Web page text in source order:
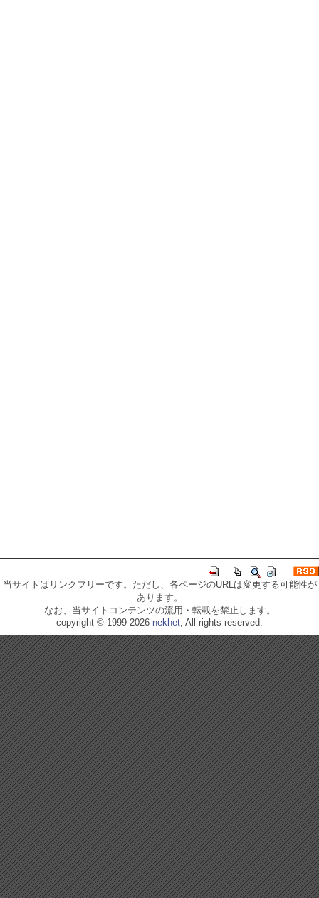
当サイトはリンクフリーです。ただし、各ページのURLは変更する可能性が
あります。
なお、当サイトコンテンツの流用・転載を禁止します。
copyright © 1999-2026 nekhet , All rights reserved.